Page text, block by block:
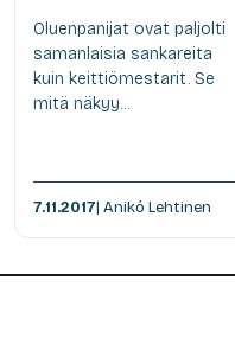
Oluenpanijat ovat paljolti
samanlaisia sankareita
kuin keittiömestarit. Se
mitä näkyy...
7.11.2017| Anikó Lehtinen